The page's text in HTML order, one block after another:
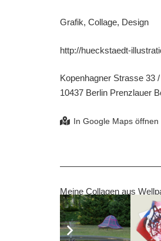
Grafik, Collage, Design
http://hueckstaedt-
Kopenhagner Strasse 33
10437 Berlin Prenzlauer
Meine Collagen aus
Erzählweisen an, die wir
erinnere mich, wie sehr
faszinierten. Meine